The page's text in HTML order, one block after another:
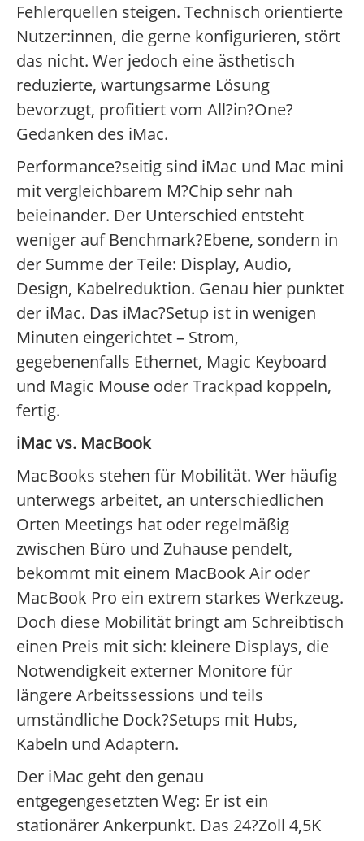
Fehlerquellen steigen. Technisch orientierte
Nutzer:innen, die gerne konfigurieren, stört
das nicht. Wer jedoch eine ästhetisch
reduzierte, wartungsarme Lösung
bevorzugt, profitiert vom All?in?One?
Gedanken des iMac.
Performance?seitig sind iMac und Mac mini
mit vergleichbarem M?Chip sehr nah
beieinander. Der Unterschied entsteht
weniger auf Benchmark?Ebene, sondern in
der Summe der Teile: Display, Audio,
Design, Kabelreduktion. Genau hier punktet
der iMac. Das iMac?Setup ist in wenigen
Minuten eingerichtet – Strom,
gegebenenfalls Ethernet, Magic Keyboard
und Magic Mouse oder Trackpad koppeln,
fertig.
iMac vs. MacBook
MacBooks stehen für Mobilität. Wer häufig
unterwegs arbeitet, an unterschiedlichen
Orten Meetings hat oder regelmäßig
zwischen Büro und Zuhause pendelt,
bekommt mit einem MacBook Air oder
MacBook Pro ein extrem starkes Werkzeug.
Doch diese Mobilität bringt am Schreibtisch
einen Preis mit sich: kleinere Displays, die
Notwendigkeit externer Monitore für
längere Arbeitssessions und teils
umständliche Dock?Setups mit Hubs,
Kabeln und Adaptern.
Der iMac geht den genau
entgegengesetzten Weg: Er ist ein
stationärer Ankerpunkt. Das 24?Zoll 4,5K